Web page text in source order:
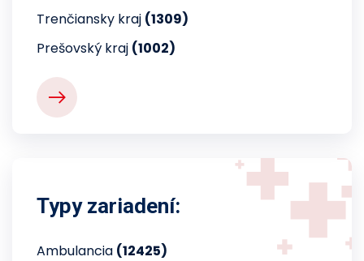
Trenčiansky kraj (1309)
Prešovský kraj (1002)
Typy zariadení:
Ambulancia (12425)